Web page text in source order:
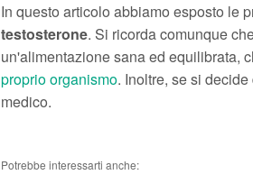
In questo articolo abbiamo esposto le
testosterone. Si ricorda comunque
un'alimentazione sana ed equilibrata,
proprio organismo. Inoltre, se si
medico.
Potrebbe interessarti anche: